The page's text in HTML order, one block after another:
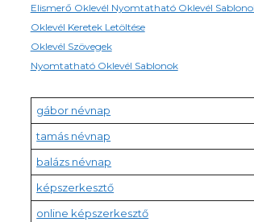
Elismerő Oklevél Nyomtatható Oklevél
Oklevél Keretek Letöltése
Oklevél Szövegek
Nyomtatható Oklevél Sablonok
gábor névnap
tamás névnap
balázs névnap
képszerkesztő
online képszerkesztő